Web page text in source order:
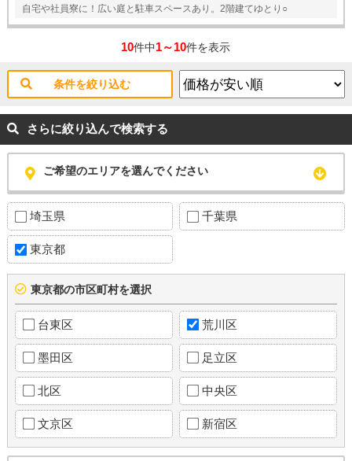
自宅や社員寮に！広い庭と駐車スペースあり。2階建てゆとり○
10件中1～10件を表示
条件を絞り込む
さらに絞り込んで検索する
ご希望のエリアを選んでください
埼玉県 千葉県
東京都
東京都の市区町村を選択
台東区 荒川区
墨田区 足立区
北区 中央区
文京区 新宿区